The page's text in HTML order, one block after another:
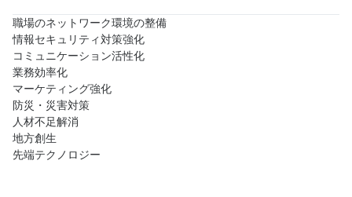
職場のネットワーク環境の整備
情報セキュリティ対策強化
コミュニケーション活性化
業務効率化
マーケティング強化
防災・災害対策
人材不足解消
地方創生
先端テクノロジー